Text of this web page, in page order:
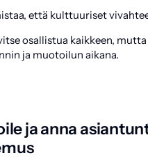
että kulttuuriset
osallistua kaikkeen,
ja muotoilun aikana.
ja anna